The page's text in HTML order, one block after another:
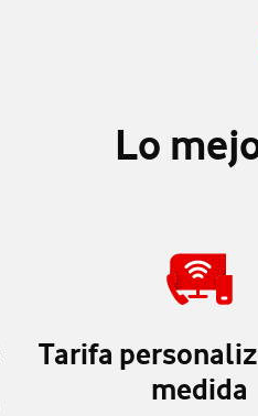
Lo
Tarifa
medida